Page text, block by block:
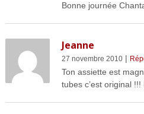
Bonne journée
Jeanne
27 novembre 2010|
Ton assiette est
tubes c’est original